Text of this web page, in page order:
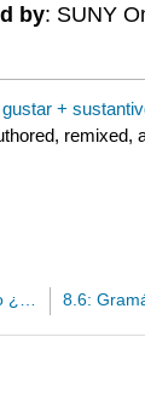
by: SUNY
+
remixed,
8.4: Introduction to ¿Te gustan los deportes?